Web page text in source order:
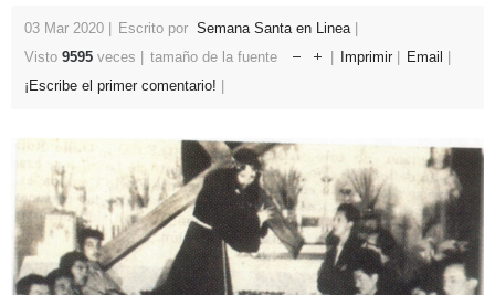
03 Mar 2020 Escrito por Semana Santa en Linea
Visto 9595 veces tamaño de la fuente Imprimir
Email
¡Escribe el primer comentario!